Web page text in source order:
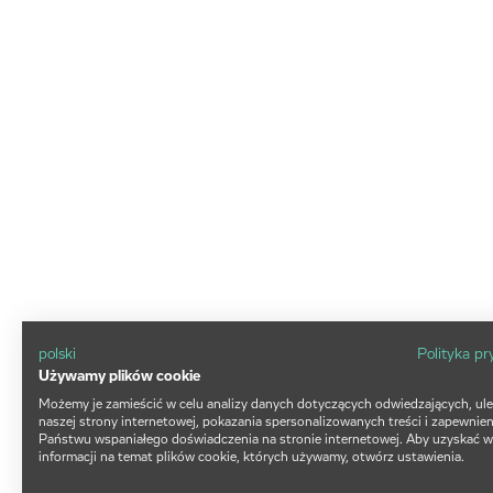
polski
Polityka
Używamy plików cookie
Możemy je zamieścić w celu analizy danych dotyczących odwiedzających,
naszej strony internetowej, pokazania spersonalizowanych treści i
Państwu wspaniałego doświadczenia na stronie internetowej. Aby uzyskać
informacji na temat plików cookie, których używamy, otwórz ustawienia.